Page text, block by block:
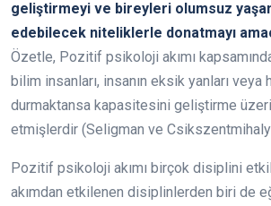
geliştirmeyi ve bireyleri olumsuz
edebilecek niteliklerle donatmayı
Özetle, Pozitif psikoloji akımı
bilim insanları, insanın eksik yanları veya
durmaktansa kapasitesini geliştirme
etmişlerdir (Seligman ve
Pozitif psikoloji akımı birçok disiplini
akımdan etkilenen disiplinlerden biri de